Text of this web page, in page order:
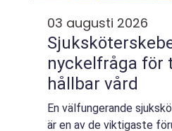
03 augusti 2026
nyckelfråga för
hållbar vård
En välfungerande
är en av de viktigaste